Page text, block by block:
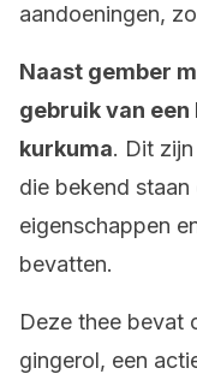
aandoeningen,
Naast gember
gebruik van
kurkuma. Dit
die bekend
eigenschappen
bevatten.
Deze thee bevat
gingerol, een